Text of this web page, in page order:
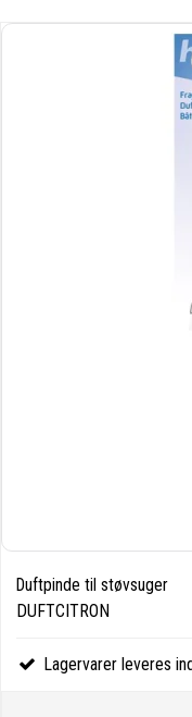
Duftpinde til støvsuger
DUFTCITRON
Lagervarer leveres